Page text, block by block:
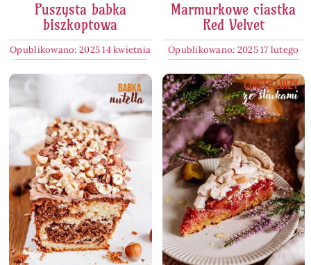
Puszysta babka
biszkoptowa
Opublikowano: 2025 14 kwietnia
Marmurkowe ciastka
Red Velvet
Opublikowano: 2025 17 lutego